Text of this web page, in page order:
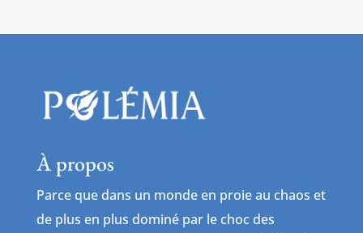
À propos
Parce que dans un monde en proie au chaos et
de plus en plus dominé par le choc des